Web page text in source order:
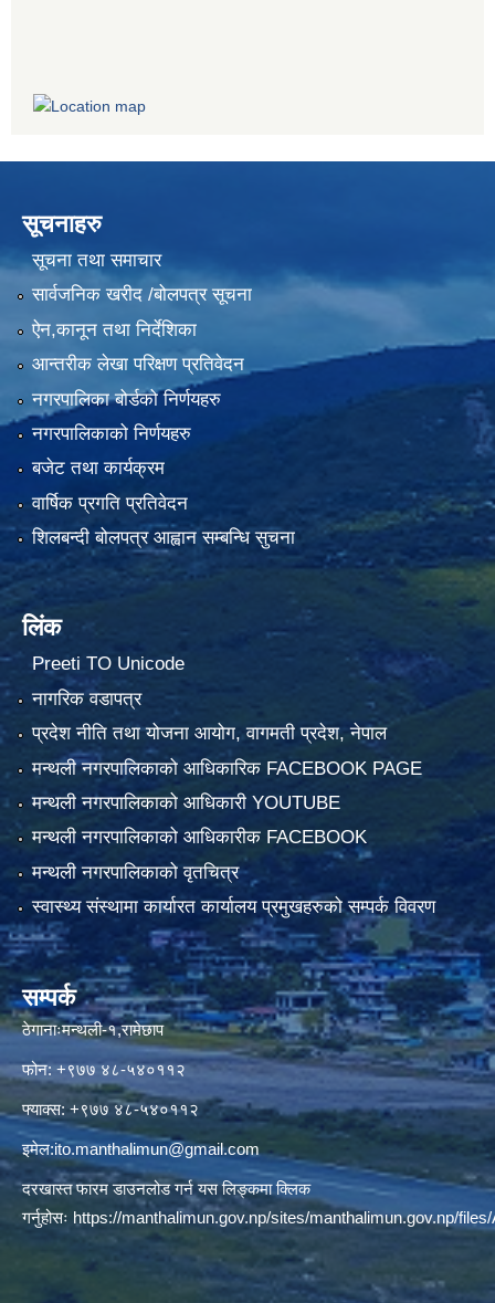
सूचनाहरु
सूचना तथा समाचार
सार्वजनिक खरीद /बोलपत्र सूचना
ऐन,कानून तथा निर्देशिका
आन्तरीक लेखा परिक्षण प्रतिवेदन
नगरपालिका बोर्डको निर्णयहरु
नगरपालिकाको निर्णयहरु
बजेट तथा कार्यक्रम
वार्षिक प्रगति प्रतिवेदन
शिलबन्दी बोलपत्र आह्वान सम्बन्धि सुचना
लिंक
Preeti TO Unicode
नागरिक वडापत्र
प्रदेश नीति तथा योजना आयोग, वागमती प्रदेश, नेपाल
मन्थली नगरपालिकाको आधिकारिक FACEBOOK PAGE
मन्थली नगरपालिकाको आधिकारी YOUTUBE
मन्थली नगरपालिकाको आधिकारीक FACEBOOK
मन्थली नगरपालिकाको वृतचित्र
स्वास्थ्य संस्थामा कार्यारत कार्यालय प्रमुखहरुको सम्पर्क विवरण
सम्पर्क
ठेगानाःमन्थली-१,रामेछाप
फोन: +९७७ ४८-५४०११२
फ्याक्स: +९७७ ४८-५४०११२
इमेल:ito.manthalimun@gmail.com
दरखास्त फारम डाउनलोड गर्न यस लिङ्कमा क्लिक
गर्नुहोसः https://manthalimun.gov.np/sites/manthalimun.gov.np/